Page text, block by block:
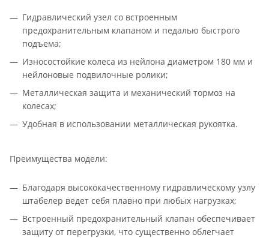
Гидравлический узел со встроенным
предохранительным клапаном и педалью быстрого
подъема;
Износостойкие колеса из нейлона диаметром 180 мм и
нейлоновые подвилочные ролики;
Металлическая защита и механический тормоз на
колесах;
Удобная в использовании металлическая рукоятка.
Преимущества модели:
Благодаря высококачественному гидравлическому узлу
штабелер ведет себя плавно при любых нагрузках;
Встроенный предохранительный клапан обеспечивает
защиту от перегрузки, что существенно облегчает